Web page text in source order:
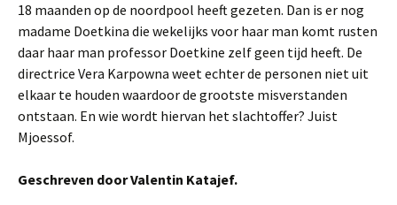
18 maanden op de noordpool heeft gezeten. Dan is er nog
madame Doetkina die wekelijks voor haar man komt rusten
daar haar man professor Doetkine zelf geen tijd heeft. De
directrice Vera Karpowna weet echter de personen niet uit
elkaar te houden waardoor de grootste misverstanden
ontstaan. En wie wordt hiervan het slachtoffer? Juist
Mjoessof.
Geschreven door Valentin Katajef.